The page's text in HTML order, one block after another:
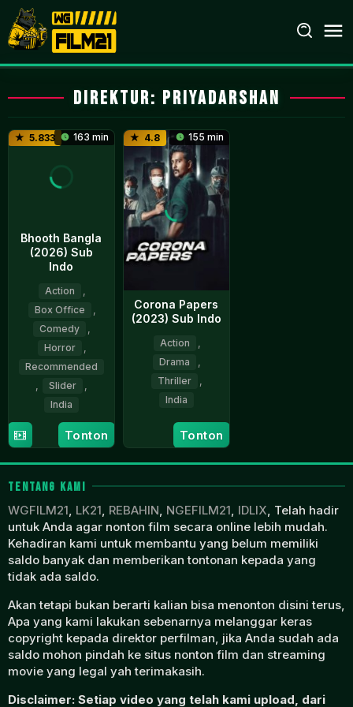
Loncat
ke
konten
Direktur: Priyadarshan
5.833 163 min
Bhooth Bangla
(2026) Sub
Indo
Action
,
Box Office
,
Comedy
,
Horror
,
Recommended
,
Slider
,
India
16
Apr
2026
Priyadarshan
Tonton
4.8 155 min
Corona Papers
(2023) Sub Indo
Action
Drama
Thriller
India
6
Apr
2023
Priyadarshan
Tonton
TENTANG KAMI
WGFILM21, LK21, REBAHIN, NGEFILM21, IDLIX, Telah hadir
untuk Anda agar nonton film secara online lebih mudah.
Kehadiran kami untuk membantu yang belum memiliki
saldo banyak dan memberikan tontonan kepada yang
tidak ada saldo.
Akan tetapi bukan berarti kalian bisa menonton disini terus,
Apa yang kami lakukan sebenarnya melanggar keras
copyright kepada direktor perfilman, jika Anda sudah ada
saldo mohon pindah ke situs nonton film dan streaming
movie yang legal yah terimakasih.
Disclaimer: Setiap video yang telah kami upload, dari